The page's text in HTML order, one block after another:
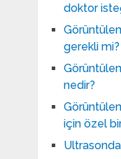
doktor
gerekli mi?
nedir?
için özel